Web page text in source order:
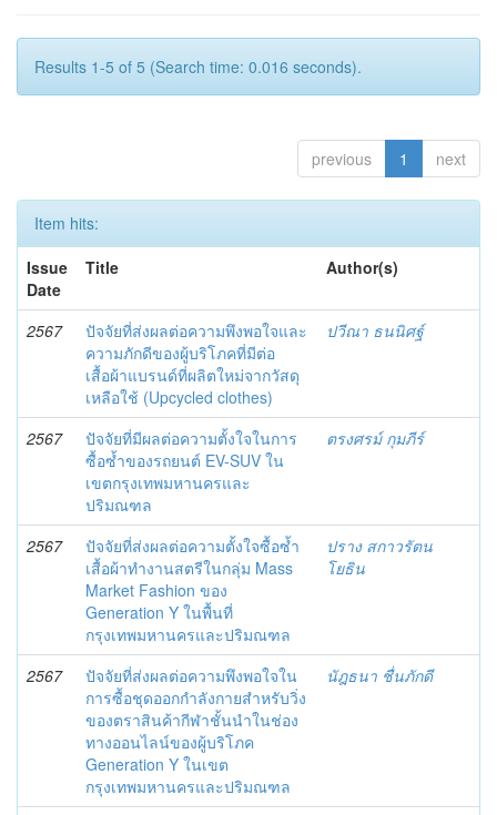
Results 1-5 of 5 (Search time: 0.016 seconds).
previous 1 next
Item hits:
Issue
Date
Title Author(s)
2567
ปัจจัยที่ส่งผลต่อความพึงพอใจและ
ความภักดีของผู้บริโภคที่มีต่อ
เสื้อผ้าแบรนด์ที่ผลิตใหม่จากวัสดุ
เหลือใช้ (Upcycled clothes)
ปวีณา ธนนิศฐ์
2567
ปัจจัยที่มีผลต่อความตั้งใจในการ
ซื้อซ้ำของรถยนต์ EV-SUV ใน
เขตกรุงเทพมหานครและ
ปริมณฑล
ตรงศรม์ กุมภีร์
2567
ปัจจัยที่ส่งผลต่อความตั้งใจซื้อซ้ำ
เสื้อผ้าทำงานสตรีในกลุ่ม Mass
Market Fashion ของ
Generation Y ในพื้นที่
กรุงเทพมหานครและปริมณฑล
ปราง สกาวรัตน
โยธิน
2567
ปัจจัยที่ส่งผลต่อความพึงพอใจใน
การซื้อชุดออกกำลังกายสำหรับวิ่ง
ของตราสินค้ากีฬาชั้นนำในช่อง
ทางออนไลน์ของผู้บริโภค
Generation Y ในเขต
กรุงเทพมหานครและปริมณฑล
นัฎธนา ชื่นภักดี